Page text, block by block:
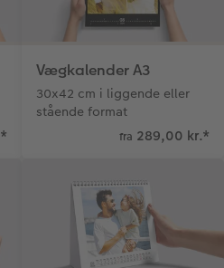
*
Vægkalender A3
30x42 cm i liggende eller
stående format
fra 289,00 kr.*